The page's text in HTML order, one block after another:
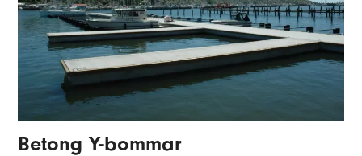
Betong Y-bommar